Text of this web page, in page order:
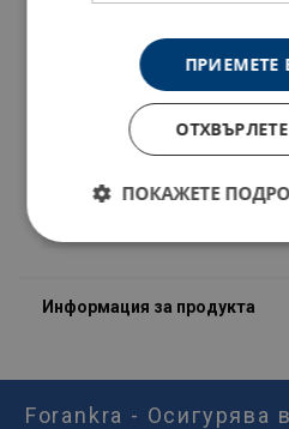
NKS22301
NKS26301
Маркировка:
Работна температура:
Стандарт:
Предупреждение:
Forankra - Осигурява
ПРИЕМЕТЕ
ПОКАЖЕТЕ